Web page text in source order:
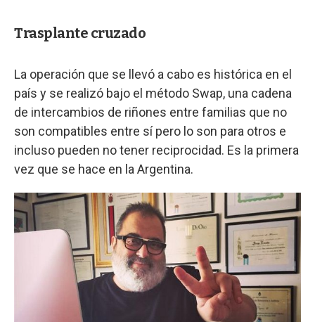
Trasplante cruzado
La operación que se llevó a cabo es histórica en el
país y se realizó bajo el método Swap, una cadena
de intercambios de riñones entre familias que no
son compatibles entre sí pero lo son para otros e
incluso pueden no tener reciprocidad. Es la primera
vez que se hace en la Argentina.